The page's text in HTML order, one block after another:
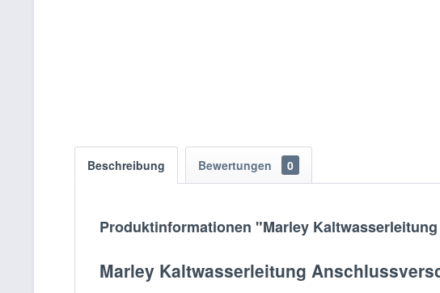
Beschreibung Bewertungen 0
Produktinformationen "Marley
Marley Kaltwasserleitung